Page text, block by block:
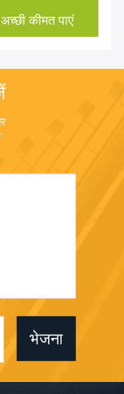
कीमत पाएं
भेजना